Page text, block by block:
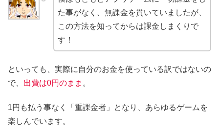
た事がなく、無課金を貫いていましたが、
この方法を知ってからは課金しまくりで
す！
といっても、実際に自分のお金を使っている訳ではないの
で、 出費は0円のまま 。
1円も払う事なく「重課金者」となり、あらゆるゲームを
楽しんでいます。